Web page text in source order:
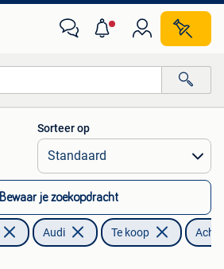
Alle afstanden…
Sorteer op
Bewaar je zoekopdracht
Audi Te koop